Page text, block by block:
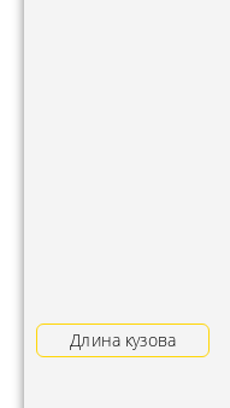
Длина кузова